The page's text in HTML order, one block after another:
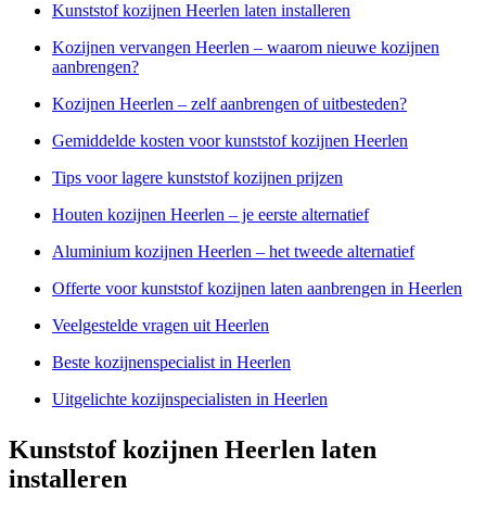
Kunststof kozijnen Heerlen laten installeren
Kozijnen vervangen Heerlen – waarom nieuwe kozijnen
aanbrengen?
Kozijnen Heerlen – zelf aanbrengen of uitbesteden?
Gemiddelde kosten voor kunststof kozijnen Heerlen
Tips voor lagere kunststof kozijnen prijzen
Houten kozijnen Heerlen – je eerste alternatief
Aluminium kozijnen Heerlen – het tweede alternatief
Offerte voor kunststof kozijnen laten aanbrengen in Heerlen
Veelgestelde vragen uit Heerlen
Beste kozijnenspecialist in Heerlen
Uitgelichte kozijnspecialisten in Heerlen
Kunststof kozijnen Heerlen laten
installeren